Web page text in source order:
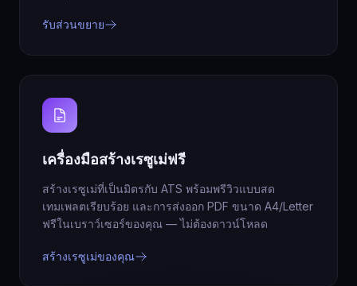
รับส่วนขยาย
เครื่องมือสร้างเรซูเม่ฟรี
สร้างเรซูเม่ที่เป็นมิตรกับ ATS พร้อมพรีวิวแบบสด
เทมเพลตเรียบร้อย และการส่งออก PDF ขนาด A4/Letter
ฟรีในเบราว์เซอร์ของคุณ — ไม่ต้องดาวน์โหลด
สร้างเรซูเม่ของคุณ